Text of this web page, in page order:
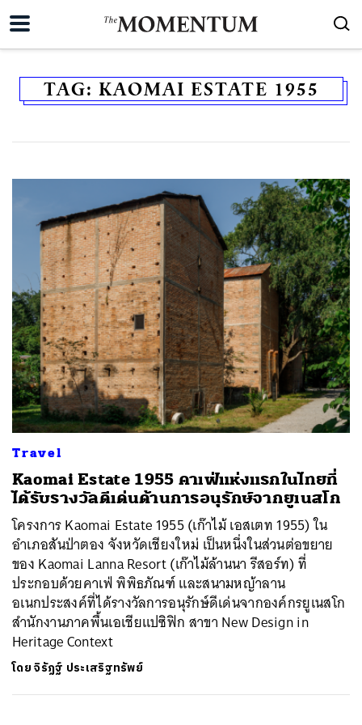
TAG: KAOMAI ESTATE 1955
Travel
Kaomai Estate 1955 คาเฟ่แห่งแรกในไทยที่
ได้รับรางวัลดีเด่นด้านการอนุรักษ์จากยูเนสโก
โครงการ Kaomai Estate 1955 (เก๊าไม้ เอสเตท 1955) ใน
อำเภอสันป่าตอง จังหวัดเชียงใหม่ เป็นหนึ่งในส่วนต่อขยาย
ของ Kaomai Lanna Resort (เก๊าไม้ล้านนา รีสอร์ท) ที่
ประกอบด้วยคาเฟ่ พิพิธภัณฑ์ และสนามหญ้าลาน
อเนกประสงค์ที่ได้รางวัลการอนุรักษ์ดีเด่นจากองค์กรยูเนสโก
สำนักงานภาคพื้นเอเชียแปซิฟิก สาขา New Design in
Heritage Context
โดยจิรัฏฐ์​ ประเสริฐทรัพย์
ค้นหา